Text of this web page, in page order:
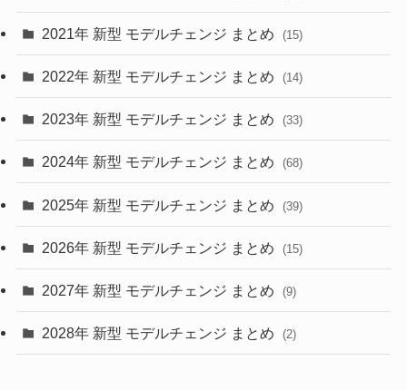
(10)
(9)
(22)
(4)
(9)
(4)
(1)
2021年 新型 モデルチェンジ まとめ (15)
2022年 新型 モデルチェンジ まとめ (14)
2023年 新型 モデルチェンジ まとめ (33)
2024年 新型 モデルチェンジ まとめ (68)
2025年 新型 モデルチェンジ まとめ (39)
2026年 新型 モデルチェンジ まとめ (15)
2027年 新型 モデルチェンジ まとめ (9)
2028年 新型 モデルチェンジ まとめ (2)